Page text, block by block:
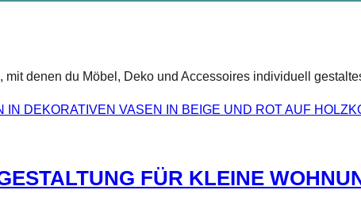
denen du Möbel, Deko und Accessoires individuell
FÜR KLEINE